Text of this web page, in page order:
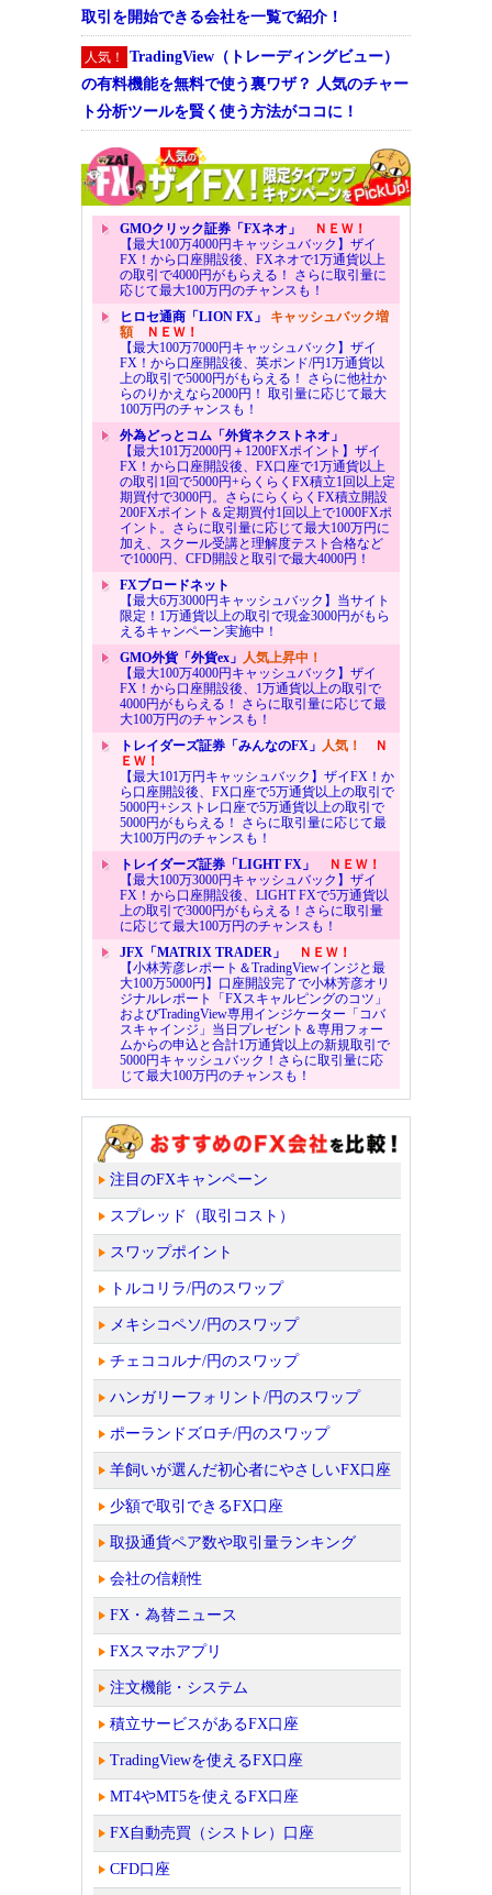
取引を開始できる会社を一覧で紹介！
人気！
TradingView（トレーディングビュー）
の有料機能を無料で使う裏ワザ？ 人気のチャー
ト分析ツールを賢く使う方法がココに！
GMOクリック証券「FXネオ」
ＮＥＷ！
【最大100万4000円キャッシュバック】ザイ
FX！から口座開設後、FXネオで1万通貨以上
の取引で4000円がもらえる！ さらに取引量に
応じて最大100万円のチャンスも！
ヒロセ通商「LION FX」 キャッシュバック増
額ＮＥＷ！
【最大100万7000円キャッシュバック】ザイ
FX！から口座開設後、英ポンド/円1万通貨以
上の取引で5000円がもらえる！ さらに他社か
らのりかえなら2000円！ 取引量に応じて最大
100万円のチャンスも！
外為どっとコム「外貨ネクストネオ」
【最大101万2000円＋1200FXポイント】ザイ
FX！から口座開設後、FX口座で1万通貨以上
の取引1回で5000円+らくらくFX積立1回以上定
期買付で3000円。さらにらくらくFX積立開設
200FXポイント＆定期買付1回以上で1000FXポ
イント。さらに取引量に応じて最大100万円に
加え、スクール受講と理解度テスト合格など
で1000円、CFD開設と取引で最大4000円！
FXブロードネット
【最大6万3000円キャッシュバック】当サイト
限定！1万通貨以上の取引で現金3000円がもら
えるキャンペーン実施中！
GMO外貨「外貨ex」 人気上昇中！
【最大100万4000円キャッシュバック】ザイ
FX！から口座開設後、1万通貨以上の取引で
4000円がもらえる！ さらに取引量に応じて最
大100万円のチャンスも！
トレイダーズ証券「みんなのFX」 人気！
Ｎ
ＥＷ！
【最大101万円キャッシュバック】ザイFX！か
ら口座開設後、FX口座で5万通貨以上の取引で
5000円+シストレ口座で5万通貨以上の取引で
5000円がもらえる！ さらに取引量に応じて最
大100万円のチャンスも！
トレイダーズ証券「LIGHT FX」
ＮＥＷ！
【最大100万3000円キャッシュバック】ザイ
FX！から口座開設後、LIGHT FXで5万通貨以
上の取引で3000円がもらえる！さらに取引量
に応じて最大100万円のチャンスも！
JFX「MATRIX TRADER」
ＮＥＷ！
【小林芳彦レポート＆TradingViewインジと最
大100万5000円】口座開設完了で小林芳彦オリ
ジナルレポート「FXスキャルピングのコツ」
およびTradingView専用インジケーター「コバ
スキャインジ」当日プレゼント＆専用フォー
ムからの申込と合計1万通貨以上の新規取引で
5000円キャッシュバック！さらに取引量に応
じて最大100万円のチャンスも！
注目のFXキャンペーン
スプレッド（取引コスト）
スワップポイント
トルコリラ/円のスワップ
メキシコペソ/円のスワップ
チェココルナ/円のスワップ
ハンガリーフォリント/円のスワップ
ポーランドズロチ/円のスワップ
羊飼いが選んだ初心者にやさしいFX口座
少額で取引できるFX口座
取扱通貨ペア数や取引量ランキング
会社の信頼性
FX・為替ニュース
FXスマホアプリ
注文機能・システム
積立サービスがあるFX口座
TradingViewを使えるFX口座
MT4やMT5を使えるFX口座
FX自動売買（シストレ）口座
CFD口座